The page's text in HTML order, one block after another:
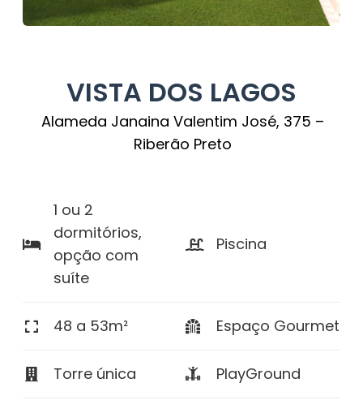
VISTA DOS LAGOS
Alameda Janaina Valentim José, 375 –
Riberão Preto
1 ou 2
dormitórios,
opção com
suíte
Piscina
48 a 53m² Espaço Gourmet​
Torre única PlayGround